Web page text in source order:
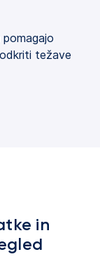
težave
in